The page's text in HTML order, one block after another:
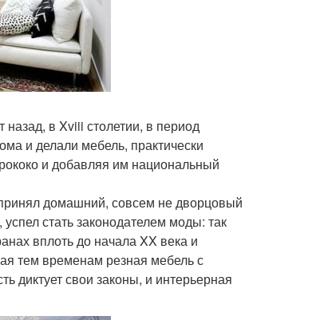
назад, в Xviii столетии, в период
и делали мебель, практически
и добавляя им национальный
домашний, совсем не дворцовый
стать законодателем моды: так
вплоть до начала XX века и
тем временам резная мебель с
диктует свои законы, и интерьерная